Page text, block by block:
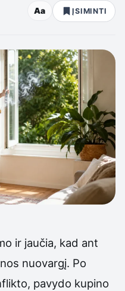
Aa ĮSIMINTI
ir jaučia, kad ant
nuovargį. Po
pavydo kupino